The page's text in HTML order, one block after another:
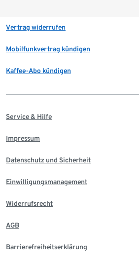
Vertrag widerrufen
Mobilfunkvertrag kündigen
Kaffee-Abo kündigen
Service & Hilfe
Impressum
Datenschutz und Sicherheit
Einwilligungsmanagement
Widerrufsrecht
AGB
Barrierefreiheitserklärung